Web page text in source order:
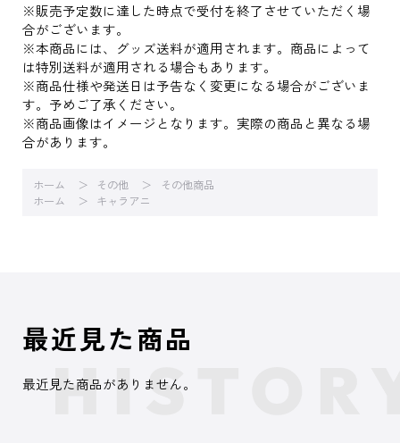
※販売予定数に達した時点で受付を終了させていただく場
合がございます。
※本商品には、グッズ送料が適用されます。商品によって
は特別送料が適用される場合もあります。
※商品仕様や発送日は予告なく変更になる場合がございま
す。予めご了承ください。
※商品画像はイメージとなります。実際の商品と異なる場
合があります。
ホーム その他
その他商品
ホーム
キャラアニ
最近見た商品
最近見た商品がありません。